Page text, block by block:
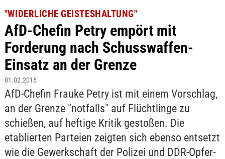
"WIDERLICHE GEISTESHALTUNG"
AfD-Chefin Petry empört mit
Forderung nach Schusswaffen-
Einsatz an der Grenze
01.02.2016
AfD-Chefin Frauke Petry ist mit einem Vorschlag,
an der Grenze "notfalls" auf Flüchtlinge zu
schießen, auf heftige Kritik gestoßen. Die
etablierten Parteien zeigten sich ebenso entsetzt
wie die Gewerkschaft der Polizei und DDR-Opfer-